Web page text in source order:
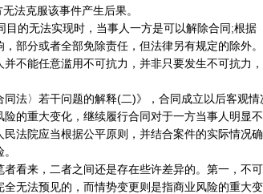
法克服该事件产生后果。
的无法实现时，当事人一方是可以解除合同;根据
部分或者全部免除责任，但法律另有规定的除外
不能任意滥用不可抗力，并非只要发生不可抗力
法〉若干问题的解释(二)》，合同成立以后客观
的重大变化，继续履行合同对于一方当事人明显
法院应当根据公平原则，并结合案件的实际情况
看来，二者之间还是存在些许差异的。第一，不
无法预见的，而情势变更则是指商业风险的重大